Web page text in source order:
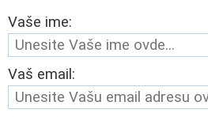
Vaše ime:
Vaš email: